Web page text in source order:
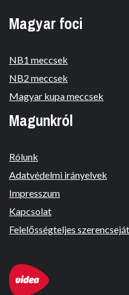
Magyar foci
NB1 meccsek
NB2 meccsek
Magyar kupa meccsek
Magunkról
Rólunk
Adatvédelmi irányelvek
Impresszum
Kapcsolat
Felelősségteljes